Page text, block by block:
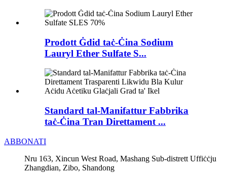
Prodott Ġdid taċ-Ċina Sodium
Lauryl Ether Sulfate S...
Standard tal-Manifattur Fabbrika
taċ-Ċina Tran Direttament ...
ABBONATI
Nru 163, Xincun West Road, Mashang Sub-distrett Uffiċċju
Zhangdian, Zibo, Shandong